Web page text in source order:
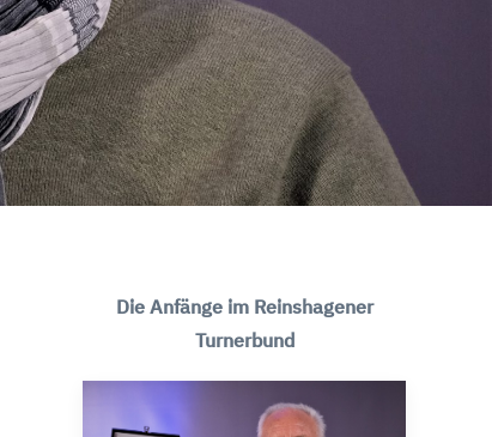
Die Anfänge im Reinshagener
Turnerbund